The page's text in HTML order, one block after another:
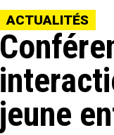
ACTUALITÉS
jeune